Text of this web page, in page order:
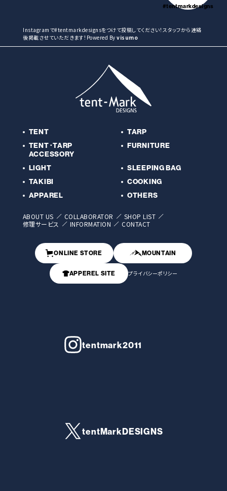
#tentmarkdesigns
Instagramで#tentmarkdesignsをつけて投稿してください！スタッフから連絡
後掲載させていただきます！Powered By visumo
TENT
TARP
TENT･TARP
ACCESSORY
FURNITURE
LIGHT
SLEEPING BAG
TAKIBI
COOKING
APPAREL
OTHERS
ABOUT US COLLABORATOR
SHOP LIST
修理サービス
INFORMATION CONTACT
ONLINE STORE MOUNTAIN
APPEREL SITE プライバシーポリシー
tentmark2011
tentMarkDESIGNS